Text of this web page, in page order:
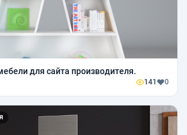
для сайта производителя.
141 0